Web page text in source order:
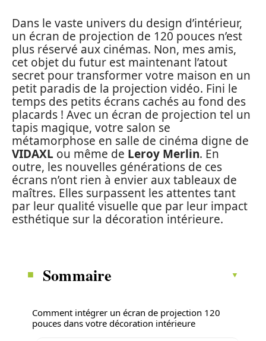
Dans le vaste univers du design d’intérieur,
un écran de projection de 120 pouces n’est
plus réservé aux cinémas. Non, mes amis,
cet objet du futur est maintenant l’atout
secret pour transformer votre maison en un
petit paradis de la projection vidéo. Fini le
temps des petits écrans cachés au fond des
placards ! Avec un écran de projection tel un
tapis magique, votre salon se
métamorphose en salle de cinéma digne de
VIDAXL ou même de Leroy Merlin. En
outre, les nouvelles générations de ces
écrans n’ont rien à envier aux tableaux de
maîtres. Elles surpassent les attentes tant
par leur qualité visuelle que par leur impact
esthétique sur la décoration intérieure.
Sommaire
Comment intégrer un écran de projection 120
pouces dans votre décoration intérieure